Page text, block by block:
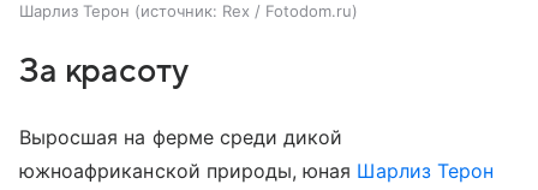
Шарлиз Терон источник: Rex / Fotodom.ru
За красоту
Выросшая на ферме среди дикой
южноафриканской природы, юная Шарлиз Терон